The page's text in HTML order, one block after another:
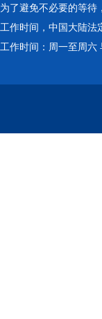
为了避免不必要的等待
工作时间，中国大陆法
工作时间：周一至周六